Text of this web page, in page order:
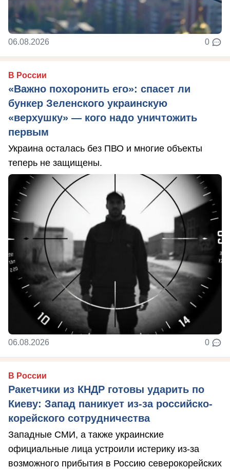
06.08.2026 0
В России
«Важно похоронить его»: спасет ли
бункер Зеленского украинскую
«верхушку» — кого надо уничтожить
первым
Украина осталась без ПВО и многие объекты
теперь не защищены.
06.08.2026 0
В России
Ракетчики из КНДР готовы ударить по
Киеву: Запад паникует из-за российско-
корейского сотрудничества
Западные СМИ, а также украинские
официальные лица устроили истерику из-за
возможного прибытия в Россию северокорейских